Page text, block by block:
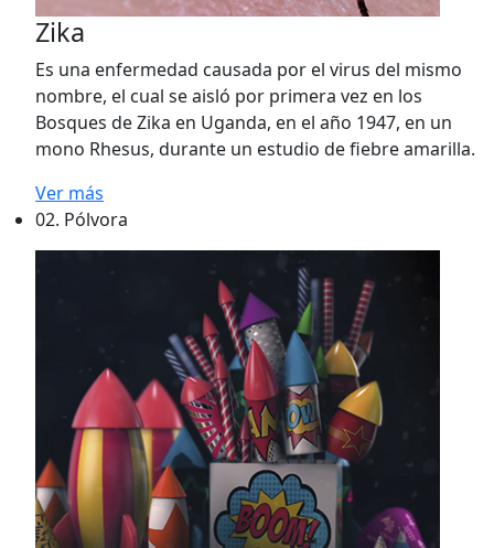
Zika
Es una enfermedad causada por el virus del mismo
nombre, el cual se aisló por primera vez en los
Bosques de Zika en Uganda, en el año 1947, en un
mono Rhesus, durante un estudio de fiebre amarilla.
Ver más
02. Pólvora